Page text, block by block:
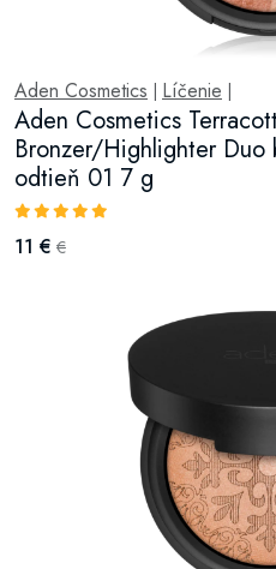
Aden Cosmetics Líčenie
Aden Cosmetics
Bronzer/Highlighter Duo
odtieň 01 7 g
11 € €